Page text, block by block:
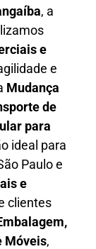
, a
e
e
Mudança
de
para
ideal para
Pauloe
e
clientes
Móveis,